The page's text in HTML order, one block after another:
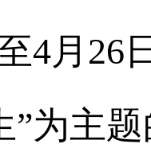
4月26
”为主